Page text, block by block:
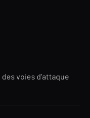
voies d'attaque